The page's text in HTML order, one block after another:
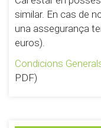
similar. En cas de
una assegurança
euros).
Condicions
PDF)